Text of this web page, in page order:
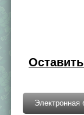
Электронная